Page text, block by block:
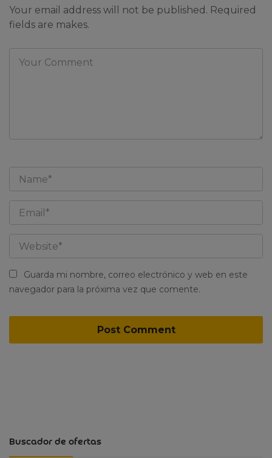
Buscador de ofertas
Your email address will not be published. Required
fields are makes.
Guarda mi nombre, correo electrónico y web en este
navegador para la próxima vez que comente.